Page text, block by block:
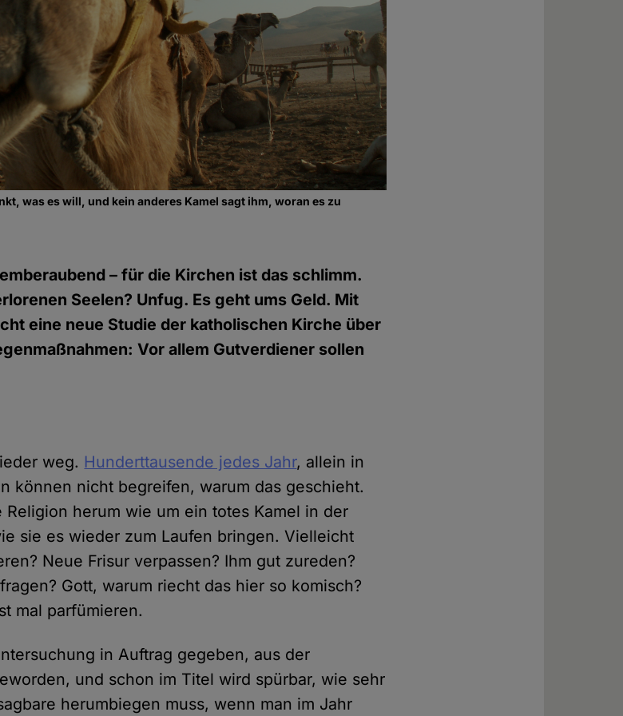
was es will, und kein anderes Kamel sagt ihm, woran es zu
– für die Kirchen ist das schlimm.
Seelen? Unfug. Es geht ums Geld. Mit
eine neue Studie der katholischen Kirche über
Vor allem Gutverdiener sollen
weg. Hunderttausende jedes Jahr, allein in
können nicht begreifen, warum das geschieht.
herum wie um ein totes Kamel in der
sie es wieder zum Laufen bringen. Vielleicht
Neue Frisur verpassen? Ihm gut zureden?
Gott, warum riecht das hier so komisch?
mal parfümieren.
in Auftrag gegeben, aus der
und schon im Titel wird spürbar, wie sehr
herumbiegen muss, wenn man im Jahr